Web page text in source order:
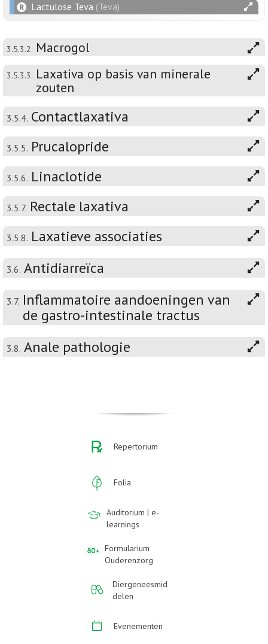
Lactulose Teva (Teva)
3.5.3.2. Macrogol
3.5.3.3. Laxativa op basis van minerale
zouten
3.5.4. Contactlaxativa
3.5.5. Prucalopride
3.5.6. Linaclotide
3.5.7. Rectale laxativa
3.5.8. Laxatieve associaties
3.6. Antidiarreïca
3.7. Inflammatoire aandoeningen van
de gastro-intestinale tractus
3.8. Anale pathologie
Repertorium
Folia
Auditorium | e-
learnings
Formularium
Ouderenzorg
Diergeneesmid
delen
Evenementen